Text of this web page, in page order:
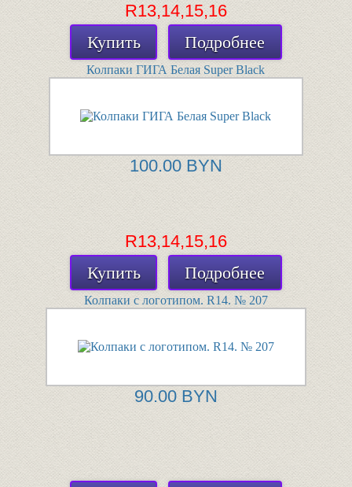
R13,14,15,16
Купить
Подробнее
Колпаки ГИГА Белая Super Black
100.00 BYN
R13,14,15,16
Купить
Подробнее
Колпаки с логотипом. R14. № 207
90.00 BYN